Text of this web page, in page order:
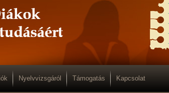
Nyelvvizsgáról Támogatás Kapcsolat